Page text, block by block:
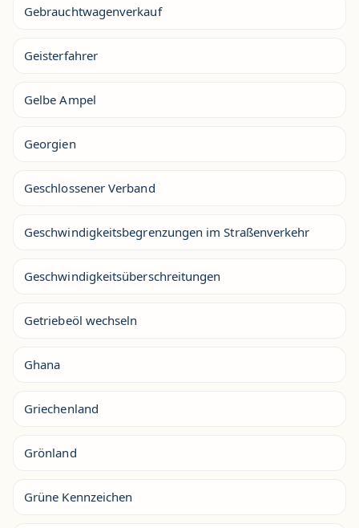
Gebrauchtwagenverkauf
Geisterfahrer
Gelbe Ampel
Georgien
Geschlossener Verband
Geschwindigkeitsbegrenzungen im Straßenverkehr
Geschwindigkeitsüberschreitungen
Getriebeöl wechseln
Ghana
Griechenland
Grönland
Grüne Kennzeichen